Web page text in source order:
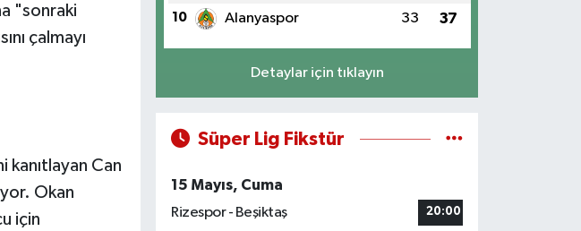
"sonraki
çalmayı
kanıtlayan Can
Okan
için
10 Alanyaspor 33 37
Detaylar için tıklayın
Süper Lig Fikstür
15 Mayıs, Cuma
Rizespor - Beşiktaş
20:00